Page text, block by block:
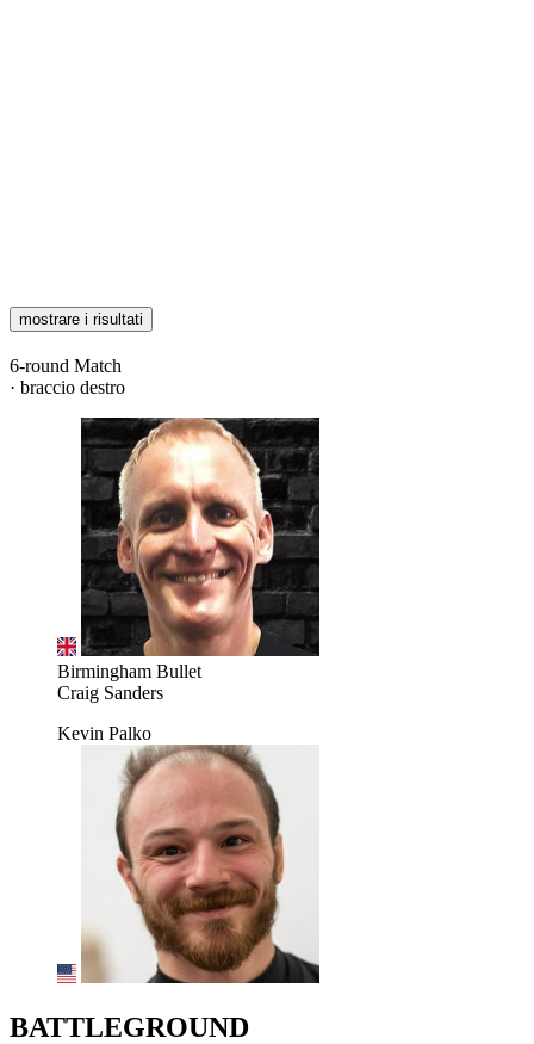
mostrare i risultati
6-round Match
· braccio destro
Birmingham Bullet
Craig Sanders
Kevin Palko
BATTLEGROUND